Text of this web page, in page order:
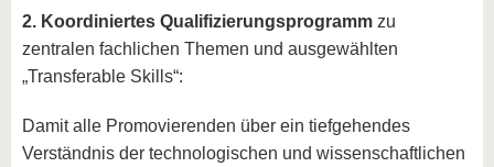
2. Koordiniertes Qualifizierungsprogramm zu
zentralen fachlichen Themen und ausgewählten
„Transferable Skills“:
Damit alle Promovierenden über ein tiefgehendes
Verständnis der technologischen und wissenschaftlichen